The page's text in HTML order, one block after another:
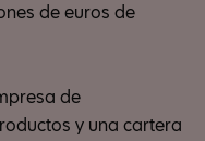
de euros de
de
y una cartera